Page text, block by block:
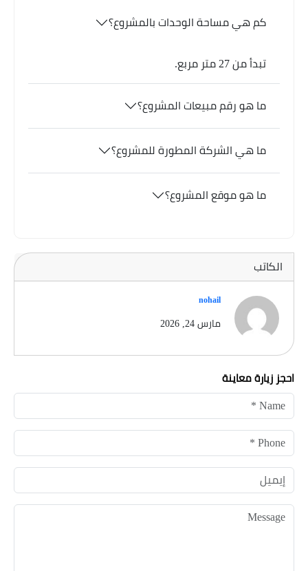
كم هي مساحة الوحدات بالمشروع؟
تبدأ من 27 متر مربع.
ما هو رقم مبيعات المشروع؟
ما هي الشركة المطورة للمشروع؟
ما هو موقع المشروع؟
الكاتب
nohail
مارس 24, 2026
احجز زيارة معاينة